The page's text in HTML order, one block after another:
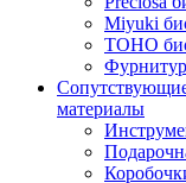
Miyuki
TOHO
материалы